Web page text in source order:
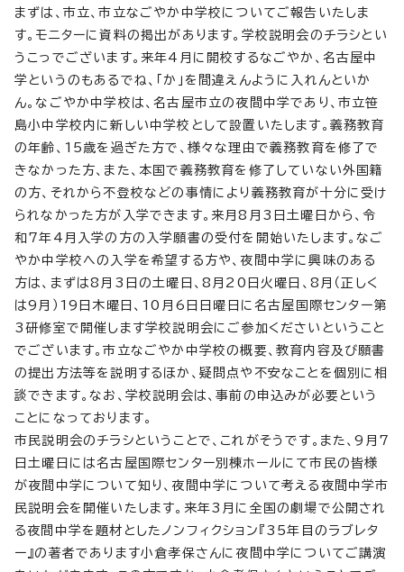
まずは、市立、市立なごやか中学校についてご報告いたしま
す。モニターに資料の掲出があります。学校説明会のチラシとい
うこっでございます。来年4月に開校するなごやか、名古屋中
学というのもあるでね、「か」を間違えんように入れんといか
ん。なごやか中学校は、名古屋市立の夜間中学であり、市立笹
島小中学校内に新しい中学校として設置いたします。義務教育
の年齢、15歳を過ぎた方で、様々な理由で義務教育を修了で
きなかった方、また、本国で義務教育を修了していない外国籍
の方、それから不登校などの事情により義務教育が十分に受け
られなかった方が入学できます。来月8月3日土曜日から、令
和7年4月入学の方の入学願書の受付を開始いたします。なご
やか中学校への入学を希望する方や、夜間中学に興味のある
方は、まずは8月3日の土曜日、8月20日火曜日、8月（正しく
は9月）19日木曜日、10月6日日曜日に名古屋国際センター第
3研修室で開催します学校説明会にご参加くださいということ
でございます。市立なごやか中学校の概要、教育内容及び願書
の提出方法等を説明するほか、疑問点や不安なことを個別に相
談できます。なお、学校説明会は、事前の申込みが必要という
ことになっております。
市民説明会のチラシということで、これがそうです。また、9月7
日土曜日には名古屋国際センター別棟ホールにて市民の皆様
が夜間中学について知り、夜間中学について考える夜間中学市
民説明会を開催いたします。来年3月に全国の劇場で公開され
る夜間中学を題材としたノンフィクション『35年目のラブレタ
ー』の著者であります小倉孝保さんに夜間中学についてご講演